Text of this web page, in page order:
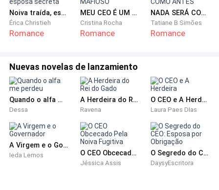
quarto de Gisele. Uma menina com segredos no
coração não conseguiria esconder o amor, caso
existisse.
faltar às aulas na faculdade era algo comum. Quando
precisava de dinheiro, adorava puxar o braço de Bruno
e pedir com charme:
Ela pesava trinta e cinco quilos, tinha um metro e
oitenta, e seu sorriso lembrava uma boneca de
porcelana de anime.
Noiva traída, esposa secreta
Érica Christieh
Romance
MEU CEO É UM MAFIOSO
Cristina Rocha
Romance
NADA SERÁ COMO ANTES
Tatiane B Simões
Romance
Nuevas novelas de lanzamiento
Quando o alfa me perdeu
Dessa
A Herdeira do Rei do Gado
Ravena
O CEO e A Herdeira
Laura Paes DIas
A Virgem e o Governador
Ieda Lemos O CEO Obcecado Pela Noiva Fugitiva
Jéssica Assis
​O Segredo do CEO: Esposa por Obrigação
DaysyEscritora